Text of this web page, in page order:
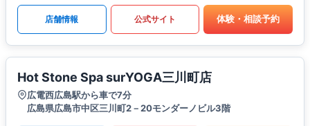
店舗情報 公式サイト 体験・相談予約
Hot Stone Spa surYOGA三川町店
広電西広島駅から車で7分
広島県広島市中区三川町2－20モンダーノビル3階